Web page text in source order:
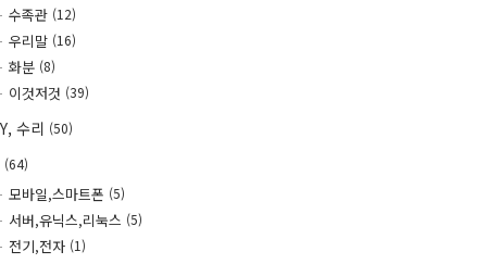
수족관 (12)
우리말 (16)
화분 (8)
이것저것 (39)
수리 (50)
(64)
모바일,스마트폰 (5)
서버,유닉스,리눅스 (5)
전기,전자 (1)